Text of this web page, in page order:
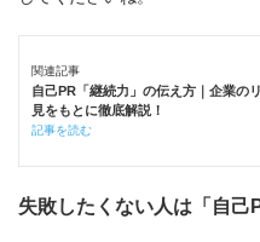
関連記事
自己PR「継続力」の伝え方｜企業の
見をもとに徹底解説！
記事を読む
失敗したくない人は「自己